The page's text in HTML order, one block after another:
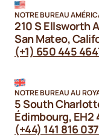
NOTRE BUREAU
210 S Ellsworth
San Mateo,
(+1) 650 445
NOTRE BUREAU AU
5 South
Édimbourg, EH2
(+44) 141 816